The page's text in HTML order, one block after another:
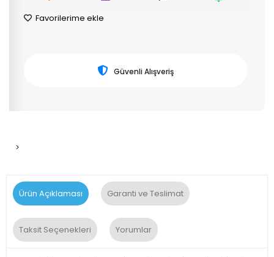
Favorilerime ekle
Güvenli Alışveriş
>
Ürün Açıklaması Garanti ve Teslimat
Taksit Seçenekleri Yorumlar